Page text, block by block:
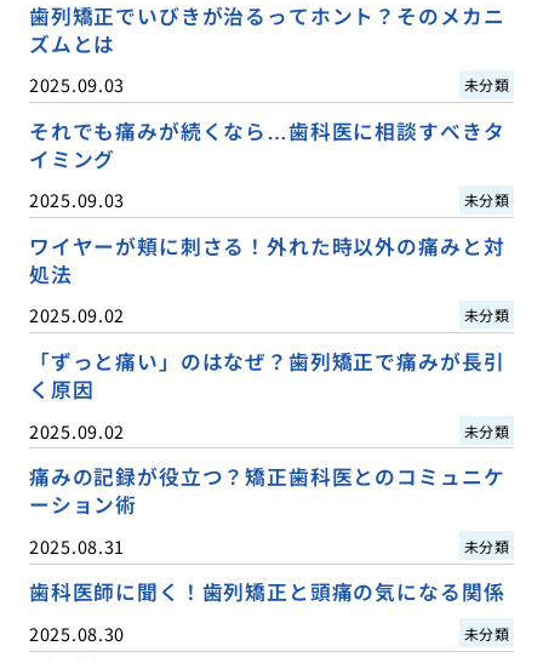
歯列矯正でいびきが治るってホント？そのメカニ
ズムとは
2025.09.03 未分類
それでも痛みが続くなら…歯科医に相談すべきタ
イミング
2025.09.03 未分類
ワイヤーが頬に刺さる！外れた時以外の痛みと対
処法
2025.09.02 未分類
「ずっと痛い」のはなぜ？歯列矯正で痛みが長引
く原因
2025.09.02 未分類
痛みの記録が役立つ？矯正歯科医とのコミュニケ
ーション術
2025.08.31 未分類
歯科医師に聞く！歯列矯正と頭痛の気になる関係
2025.08.30 未分類